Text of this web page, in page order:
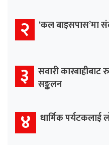
२ ‘कल बाइसपास’मा
३ सवारी
सङ्कलन
४ धार्मिक पर्यटकलाई